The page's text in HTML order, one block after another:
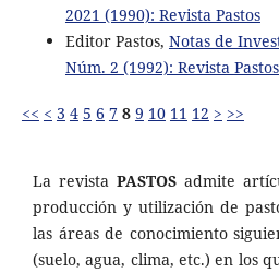
2021 (1990): Revista Pastos
Editor Pastos, Notas de
Núm. 2 (1992): Revista Pastos
<< < 3 4 5 6 7 8 9 10 11 12 > >>
La revista PASTOS admite
producción y utilización de
las áreas de conocimiento
(suelo, agua, clima, etc.) en los